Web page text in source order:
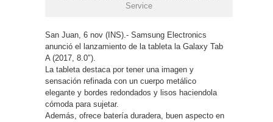
Service
San Juan, 6 nov (INS).- Samsung Electronics
anunció el lanzamiento de la tableta la Galaxy Tab
A (2017, 8.0″).
La tableta destaca por tener una imagen y
sensación refinada con un cuerpo metálico
elegante y bordes redondados y lisos haciendola
cómoda para sujetar.
Además, ofrece batería duradera, buen aspecto en